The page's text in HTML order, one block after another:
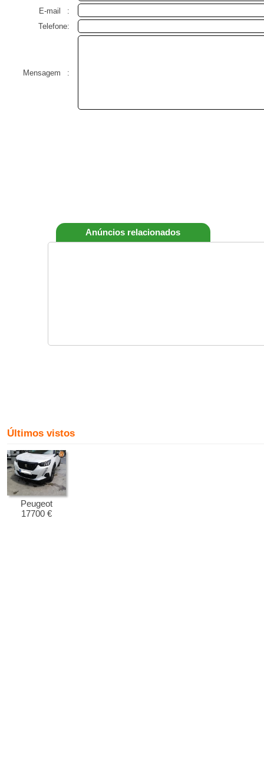
E-mail
:
Telefone:
Mensagem :
Anúncios relacionados
Últimos vistos
Peugeot
17700 €